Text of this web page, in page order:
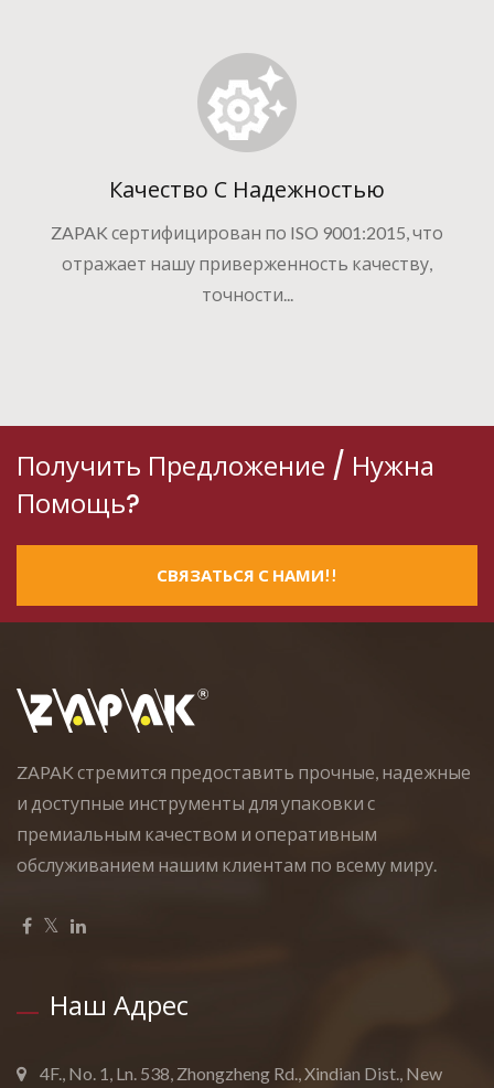
Качество С Надежностью
ZAPAK сертифицирован по ISO 9001:2015, что
отражает нашу приверженность качеству,
точности...
Получить Предложение / Нужна
Помощь?
СВЯЗАТЬСЯ С НАМИ!!
ZAPAK стремится предоставить прочные, надежные
и доступные инструменты для упаковки с
премиальным качеством и оперативным
обслуживанием нашим клиентам по всему миру.
Наш Адрес
4F., No. 1, Ln. 538, Zhongzheng Rd., Xindian Dist., New